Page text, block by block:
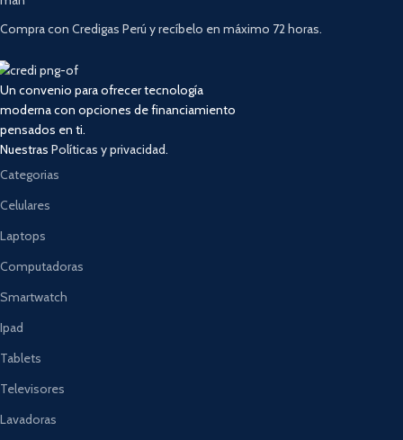
Compra con Credigas Perú y recíbelo en máximo 72 horas.
Un convenio para ofrecer tecnología
moderna con opciones de financiamiento
pensados en ti.
Nuestras Políticas y privacidad.
Categorias
Celulares
Laptops
Computadoras
Smartwatch
Ipad
Tablets
Televisores
Lavadoras